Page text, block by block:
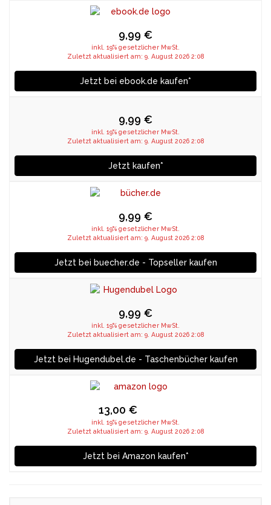
9,99 €
inkl. 19% gesetzlicher MwSt.
Zuletzt aktualisiert am: 9. August 2026 2:08
Jetzt bei ebook.de kaufen*
9,99 €
inkl. 19% gesetzlicher MwSt.
Zuletzt aktualisiert am: 9. August 2026 2:08
Jetzt kaufen*
9,99 €
inkl. 19% gesetzlicher MwSt.
Zuletzt aktualisiert am: 9. August 2026 2:08
Jetzt bei buecher.de - Topseller kaufen
9,99 €
inkl. 19% gesetzlicher MwSt.
Zuletzt aktualisiert am: 9. August 2026 2:08
Jetzt bei Hugendubel.de - Taschenbücher kaufen
13,00 €
inkl. 19% gesetzlicher MwSt.
Zuletzt aktualisiert am: 9. August 2026 2:08
Jetzt bei Amazon kaufen*